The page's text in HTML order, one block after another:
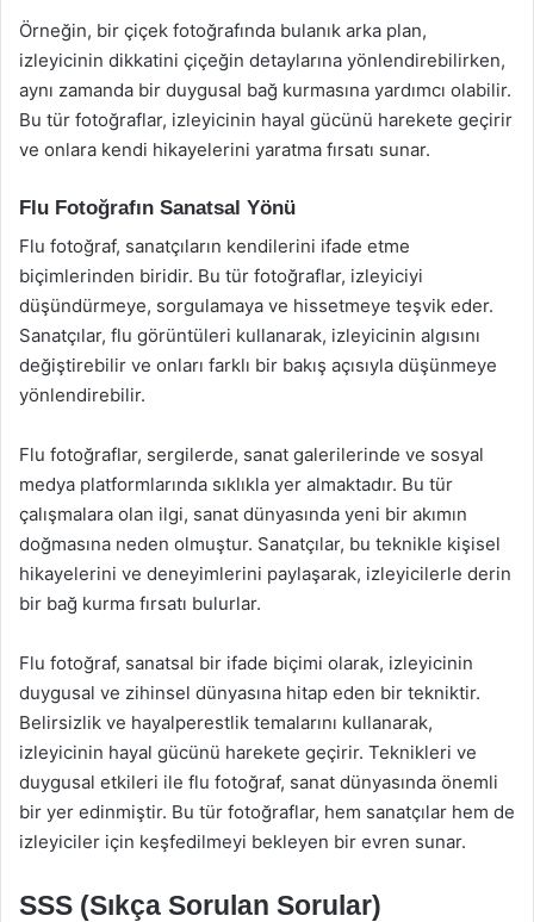
Örneğin, bir çiçek fotoğrafında bulanık arka plan,
izleyicinin dikkatini çiçeğin detaylarına yönlendirebilirken,
aynı zamanda bir duygusal bağ kurmasına yardımcı olabilir.
Bu tür fotoğraflar, izleyicinin hayal gücünü harekete geçirir
ve onlara kendi hikayelerini yaratma fırsatı sunar.
Flu Fotoğrafın Sanatsal Yönü
Flu fotoğraf, sanatçıların kendilerini ifade etme
biçimlerinden biridir. Bu tür fotoğraflar, izleyiciyi
düşündürmeye, sorgulamaya ve hissetmeye teşvik eder.
Sanatçılar, flu görüntüleri kullanarak, izleyicinin algısını
değiştirebilir ve onları farklı bir bakış açısıyla düşünmeye
yönlendirebilir.
Flu fotoğraflar, sergilerde, sanat galerilerinde ve sosyal
medya platformlarında sıklıkla yer almaktadır. Bu tür
çalışmalara olan ilgi, sanat dünyasında yeni bir akımın
doğmasına neden olmuştur. Sanatçılar, bu teknikle kişisel
hikayelerini ve deneyimlerini paylaşarak, izleyicilerle derin
bir bağ kurma fırsatı bulurlar.
Flu fotoğraf, sanatsal bir ifade biçimi olarak, izleyicinin
duygusal ve zihinsel dünyasına hitap eden bir tekniktir.
Belirsizlik ve hayalperestlik temalarını kullanarak,
izleyicinin hayal gücünü harekete geçirir. Teknikleri ve
duygusal etkileri ile flu fotoğraf, sanat dünyasında önemli
bir yer edinmiştir. Bu tür fotoğraflar, hem sanatçılar hem de
izleyiciler için keşfedilmeyi bekleyen bir evren sunar.
SSS (Sıkça Sorulan Sorular)